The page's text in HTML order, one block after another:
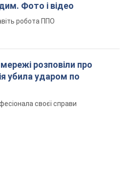
Фото і відео
робота ППО
розповіли про
убила ударом по
своєї справи